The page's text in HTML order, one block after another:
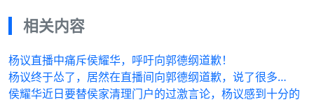
相关内容
杨议直播中痛斥侯耀华，呼吁向郭德纲道歉！
杨议终于怂了，居然在直播间向郭德纲道歉，说了很多…
侯耀华近日要替侯家清理门户的过激言论，杨议感到十分的